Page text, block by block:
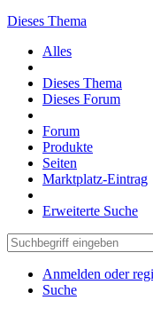
Dieses Thema
Alles
Dieses Thema
Dieses Forum
Forum
Produkte
Seiten
Marktplatz-Eintrag
Erweiterte Suche
Anmelden oder
Suche